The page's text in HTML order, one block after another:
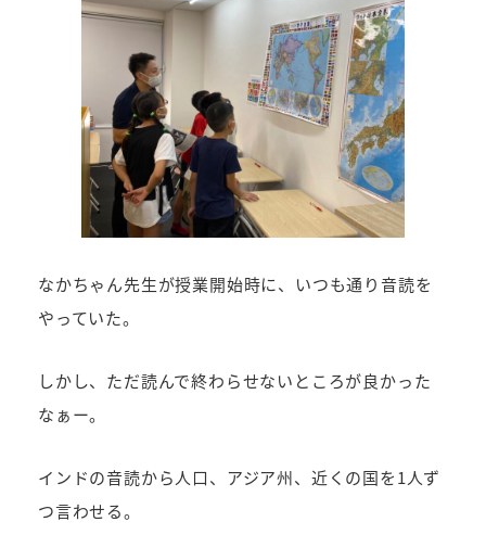
なかちゃん先生が授業開始時に、いつも通り音読を
やっていた。
しかし、ただ読んで終わらせないところが良かった
なぁー。
インドの音読から人口、アジア州、近くの国を1人ず
つ言わせる。